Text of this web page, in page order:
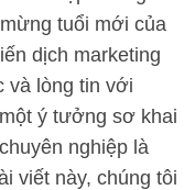
tuổi mới của
dịch marketing
và lòng tin với
ý tưởng sơ khai
nghiệp là
viết này, chúng tôi